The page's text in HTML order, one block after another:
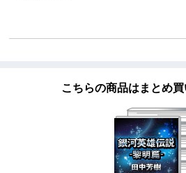
こちらの商品はまとめ